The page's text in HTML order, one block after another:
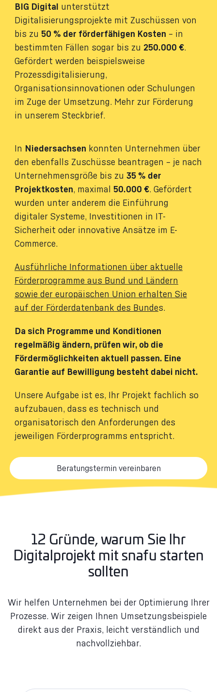
BIG Digital unterstützt
Digitalisierungsprojekte mit Zuschüssen von
bis zu 50 % der förderfähigen Kosten – in
bestimmten Fällen sogar bis zu 250.000 €.
Gefördert werden beispielsweise
Prozessdigitalisierung,
Organisationsinnovationen oder Schulungen
im Zuge der Umsetzung. Mehr zur Förderung
in unserem Steckbrief.
In Niedersachsen konnten Unternehmen über
den ebenfalls Zuschüsse beantragen – je nach
Unternehmensgröße bis zu 35 % der
Projektkosten, maximal 50.000 €. Gefördert
wurden unter anderem die Einführung
digitaler Systeme, Investitionen in IT-
Sicherheit oder innovative Ansätze im E-
Commerce.
Ausführliche Informationen über aktuelle
Förderprogramme aus Bund und Ländern
sowie der europäischen Union erhalten Sie
auf der Förderdatenbank des Bundes.
Da sich Programme und Konditionen
regelmäßig ändern, prüfen wir, ob die
Fördermöglichkeiten aktuell passen. Eine
Garantie auf Bewilligung besteht dabei nicht.
Unsere Aufgabe ist es, Ihr Projekt fachlich so
aufzubauen, dass es technisch und
organisatorisch den Anforderungen des
jeweiligen Förderprogramms entspricht.
Beratungstermin vereinbaren
12 Gründe, warum Sie Ihr
Digitalprojekt mit snafu starten
sollten
Wir helfen Unternehmen bei der Optimierung Ihrer
Prozesse. Wir zeigen Ihnen Umsetzungsbeispiele
direkt aus der Praxis, leicht verständlich und
nachvollziehbar.